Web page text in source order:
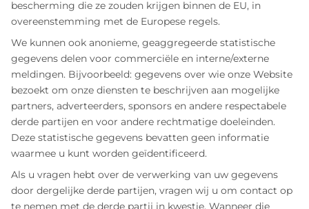
bescherming die ze zouden krijgen binnen de EU, in
overeenstemming met de Europese regels.
We kunnen ook anonieme, geaggregeerde statistische
gegevens delen voor commerciële en interne/externe
meldingen. Bijvoorbeeld: gegevens over wie onze Website
bezoekt om onze diensten te beschrijven aan mogelijke
partners, adverteerders, sponsors en andere respectabele
derde partijen en voor andere rechtmatige doeleinden.
Deze statistische gegevens bevatten geen informatie
waarmee u kunt worden geïdentificeerd.
Als u vragen hebt over de verwerking van uw gegevens
door dergelijke derde partijen, vragen wij u om contact op
te nemen met de derde partij in kwestie. Wanneer die